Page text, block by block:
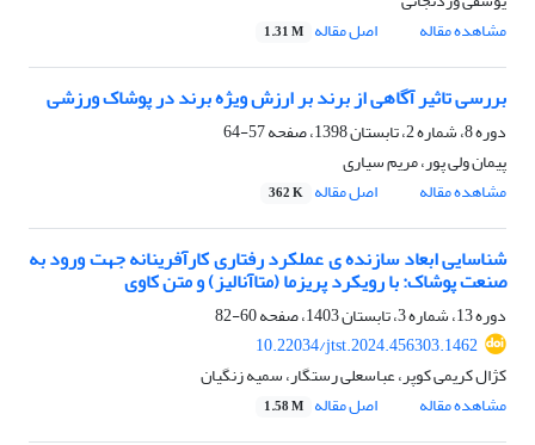
مشاهده مقاله
اصل مقاله 1.31 M
بررسی تاثیر آگاهی از برند بر ارزش ویژه برند در پوشاک ورزشی
دوره 8، شماره 2، تابستان 1398، صفحه
57-64
پیمان ولی پور، مریم سیاری
مشاهده مقاله
اصل مقاله 362 K
شناسایی ابعاد سازنده ی عملکرد رفتاری کارآفرینانه جهت ورود به
صنعت پوشاک: با رویکرد پریزما (متاآنالیز) و متن کاوی
دوره 13، شماره 3، تابستان 1403، صفحه
60-82
10.22034/jtst.2024.456303.1462
کژال کریمی کوپر، عباسعلی رستگار، سمیه زنگیان
مشاهده مقاله
اصل مقاله 1.58 M